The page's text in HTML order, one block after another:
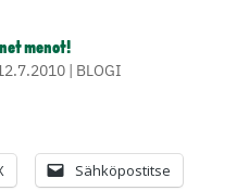
menot!
| BLOGI
Sähköpostitse